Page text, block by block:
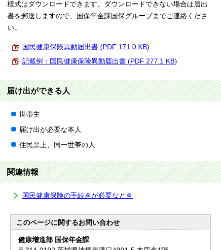
様式はダウンロードできます。ダウンロードできない場合は届出
書を郵送しますので、国保年金課国保グループまでご連絡くださ
い。
国民健康保険異動届出書 (PDF 171.0 KB)
記載例：国民健康保険異動届出書 (PDF 277.1 KB)
届け出ができる人
世帯主
届け出が必要な本人
住民票上、同一世帯の人
関連情報
国民健康保険の手続きが必要なとき
このページに関するお問い合わせ
健康増進部 国保年金課